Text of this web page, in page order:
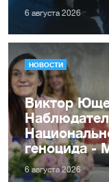
6 августа 2026
НОВОСТИ
Виктор
геноцида -
6 августа 2026